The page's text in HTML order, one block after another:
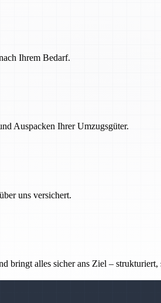
Ihrem Bedarf.
Auspacken Ihrer Umzugsgüter.
uns versichert.
bringt alles sicher ans Ziel – strukturiert,